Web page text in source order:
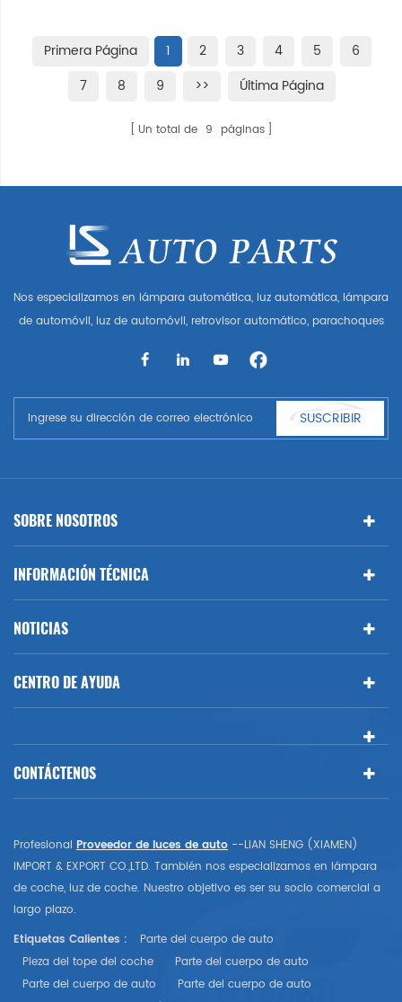
Primera Página 1 2 3 4 5
6
7
8 9 >> Última Página
Un total de 9 páginas
Nos especializamos en lámpara automática, luz automática, lámpara
de automóvil, luz de automóvil, retrovisor automático, parachoques
automático, parte del cuerpo automática, etc. y accesorios de
Benz, BMW
SUSCRIBIR
SOBRE NOSOTROS
INFORMACIÓN TÉCNICA
NOTICIAS
CENTRO DE AYUDA
CONTÁCTENOS
Profesional Proveedor de luces de auto --LIAN SHENG (XIAMEN)
IMPORT & EXPORT CO.,LTD. También nos especializamos en lámpara
de coche, luz de coche. Nuestro objetivo es ser su socio comercial a
largo plazo.
Etiquetas Calientes :
Parte del cuerpo de auto
Pieza del tope del coche
Parte del cuerpo de auto
Parte del cuerpo de auto
Parte del cuerpo de auto